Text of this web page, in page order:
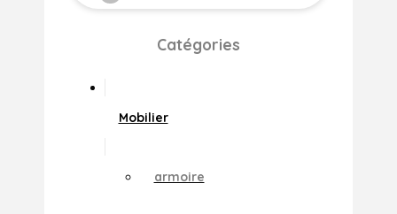
Catégories
Mobilier
armoire